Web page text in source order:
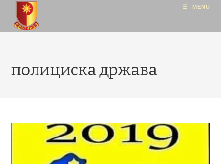
MENU
полициска држава